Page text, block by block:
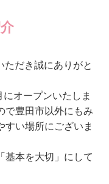
ただき誠にありがと
オープンいたしま
で豊田市以外にもみ
すい場所にございま
基本を大切」にして